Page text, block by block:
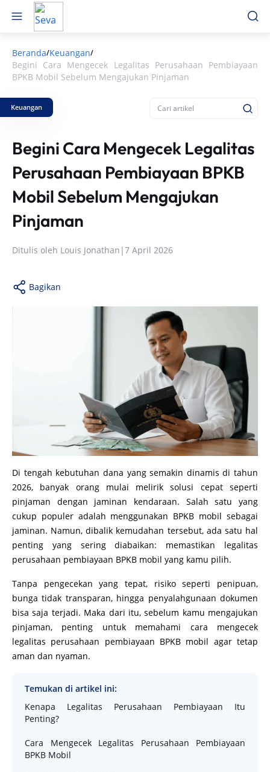
Beranda/Keuangan/
Begini Cara Mengecek Legalitas Perusahaan Pembiayaan
BPKB Mobil Sebelum Mengajukan Pinjaman
Keuangan
Begini Cara Mengecek Legalitas
Perusahaan Pembiayaan BPKB
Mobil Sebelum Mengajukan
Pinjaman
Ditulis oleh Louis Jonathan |7 April 2026
Bagikan
Di tengah kebutuhan dana yang semakin dinamis di tahun
2026, banyak orang mulai melirik solusi cepat seperti
pinjaman dengan jaminan kendaraan. Salah satu yang
cukup populer adalah menggunakan BPKB mobil sebagai
jaminan. Namun, dibalik kemudahan tersebut, ada satu hal
penting yang sering diabaikan: memastikan legalitas
perusahaan pembiayaan BPKB mobil yang kamu pilih.
Tanpa pengecekan yang tepat, risiko seperti penipuan,
bunga tidak transparan, hingga penyalahgunaan dokumen
bisa saja terjadi. Maka dari itu, sebelum kamu mengajukan
pinjaman, penting untuk memahami cara mengecek
legalitas perusahaan pembiayaan BPKB mobil agar tetap
aman dan nyaman.
Temukan di artikel ini:
Kenapa Legalitas Perusahaan Pembiayaan Itu
Penting?
Cara Mengecek Legalitas Perusahaan Pembiayaan
BPKB Mobil